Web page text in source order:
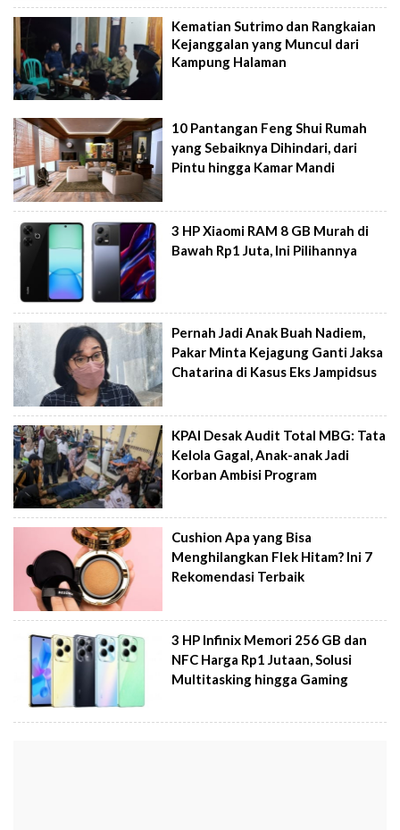
Kematian Sutrimo dan Rangkaian
Kejanggalan yang Muncul dari
Kampung Halaman
10 Pantangan Feng Shui Rumah
yang Sebaiknya Dihindari, dari
Pintu hingga Kamar Mandi
3 HP Xiaomi RAM 8 GB Murah di
Bawah Rp1 Juta, Ini Pilihannya
Pernah Jadi Anak Buah Nadiem,
Pakar Minta Kejagung Ganti Jaksa
Chatarina di Kasus Eks Jampidsus
KPAI Desak Audit Total MBG: Tata
Kelola Gagal, Anak-anak Jadi
Korban Ambisi Program
Cushion Apa yang Bisa
Menghilangkan Flek Hitam? Ini 7
Rekomendasi Terbaik
3 HP Infinix Memori 256 GB dan
NFC Harga Rp1 Jutaan, Solusi
Multitasking hingga Gaming